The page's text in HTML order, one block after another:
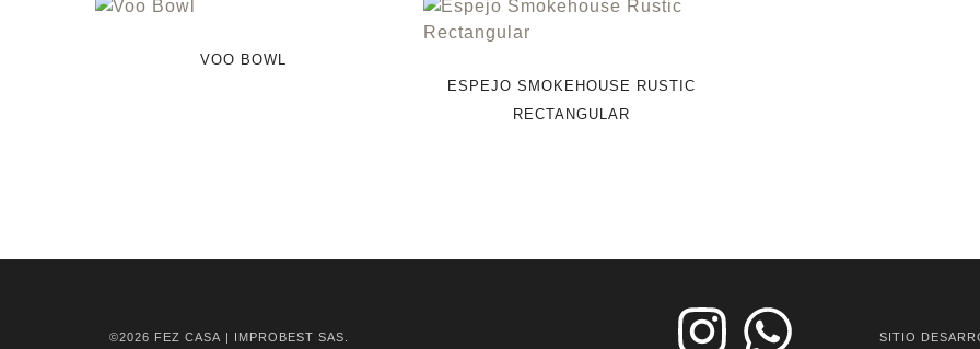
VOO BOWL
ESPEJO SMOKEHOUSE RUSTIC
RECTANGULAR
©2026 FEZ CASA | IMPROBEST SAS.
SITIO